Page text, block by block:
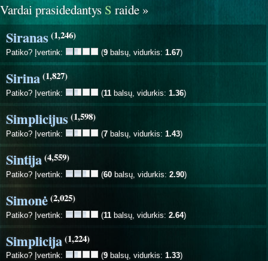
Vardai prasidedantys S raide »
Siranas(1,246)
Patiko? Įvertink: (9 balsų, vidurkis: 1.67)
Sirina(1,827)
Patiko? Įvertink: (11 balsų, vidurkis: 1.36)
Simplicijus (1,598)
Patiko? Įvertink: (7 balsų, vidurkis: 1.43)
Sintija(4,559)
Patiko? Įvertink: (60 balsų, vidurkis: 2.90)
Simonė(2,025)
Patiko? Įvertink: (11 balsų, vidurkis: 2.64)
Simplicija(1,224)
Patiko? Įvertink: (9 balsų, vidurkis: 1.33)